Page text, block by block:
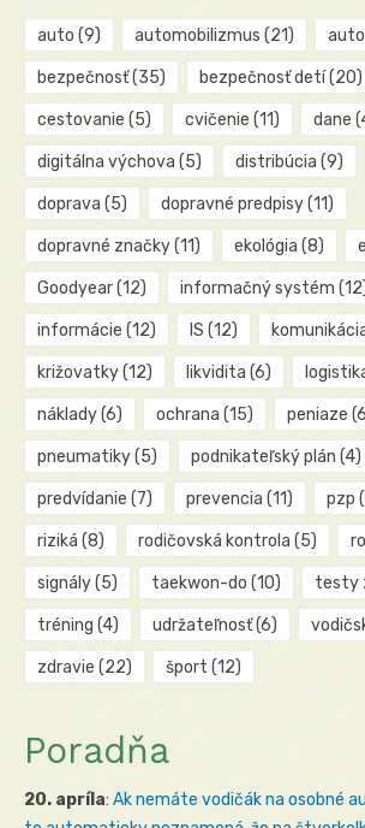
auto (9) automobilizmus (21)
bezpečnosť(35) bezpečnosť detí(20)
cestovanie (5) cvičenie (11) dane
digitálna výchova (5) distribúcia (9)
doprava (5) dopravné predpisy(11)
dopravné značky(11) ekológia (8)
Goodyear(12) informačný systém
informácie (12) IS (12)
križovatky(12) likvidita (6)
náklady(6) ochrana (15) peniaze
pneumatiky(5) podnikateľský plán (4)
predvídanie (7) prevencia (11) pzp
riziká (8) rodičovská kontrola (5)
signály(5) taekwon-do (10) testy
tréning (4) udržateľnosť(6)
zdravie (22) šport (12)
Poradňa
20. apríla: Ak nemáte vodičák na osobné